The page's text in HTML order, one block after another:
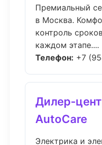
Премиальный
в Москва.
контроль
каждом этапе....
Телефон: +7
Дилер-
AutoCare
Электрика и